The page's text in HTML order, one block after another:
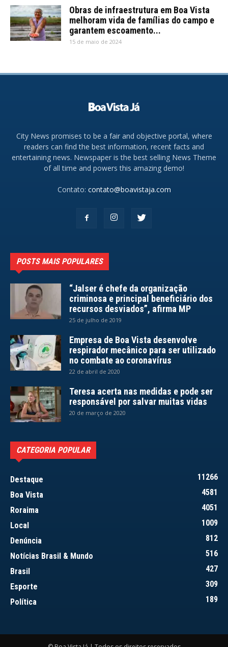
Obras de infraestrutura em Boa Vista
melhoram vida de famílias do campo e
garantem escoamento...
15 de maio de 2024
City News promises to be a fair and objective portal, where
readers can find the best information, recent facts and
entertaining news. Newspaper is the best selling News Theme
of all time and powers this amazing demo!
Contato: contato@boavistaja.com
POSTS MAIS POPULARES
“Jalser é chefe da organização
criminosa e principal beneficiário dos
recursos desviados”, afirma MP
25 de julho de 2019
Empresa de Boa Vista desenvolve
respirador mecânico para ser utilizado
no combate ao coronavírus
22 de abril de 2020
Teresa acerta nas medidas e pode ser
responsável por salvar muitas vidas
20 de março de 2020
CATEGORIA POPULAR
Destaque
11266
Boa Vista
4581
Roraima
4051
Local
1009
Denúncia
812
Notícias Brasil & Mundo
516
Brasil
427
Esporte
309
Política
189